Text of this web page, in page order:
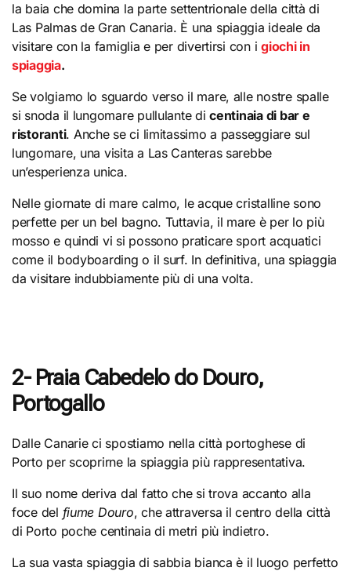
la baia che domina la parte settentrionale della città di
Las Palmas de Gran Canaria. È una spiaggia ideale da
visitare con la famiglia e per divertirsi con igiochi in
spiaggia.
Se volgiamo lo sguardo verso il mare, alle nostre spalle
si snoda il lungomare pullulante dicentinaia di bar e
ristoranti. Anche se ci limitassimo a passeggiare sul
lungomare, una visita a Las Canteras sarebbe
un’esperienza unica.
Nelle giornate di mare calmo, le acque cristalline sono
perfette per un bel bagno. Tuttavia, il mare è per lo più
mosso e quindi vi si possono praticare sport acquatici
come il bodyboarding o il surf. In definitiva, una spiaggia
da visitare indubbiamente più di una volta.
2- Praia Cabedelo do Douro,
Portogallo
Dalle Canarie ci spostiamo nella città portoghese di
Porto per scoprirne la spiaggia più rappresentativa.
Il suo nome deriva dal fatto che si trova accanto alla
foce del fiume Douro, che attraversa il centro della città
di Porto poche centinaia di metri più indietro.
La sua vasta spiaggia di sabbia bianca è il luogo perfetto